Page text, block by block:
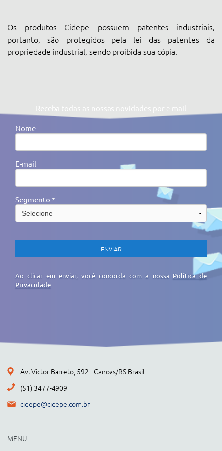
Os produtos Cidepe possuem patentes industriais,
portanto, são protegidos pela lei das patentes da
propriedade industrial, sendo proibida sua cópia.
Receba todas as nossas novidades por e-mail
Nome
E-mail
Segmento *
Ao clicar em enviar, você concorda com a nossa Política de
Privacidade
Av. Victor Barreto, 592 - Canoas/RS Brasil
(51) 3477-4909
cidepe@cidepe.com.br
MENU